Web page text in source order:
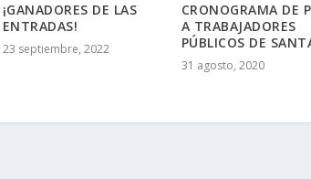
¡GANADORES DE LAS
ENTRADAS!
23 septiembre, 2022
CRONOGRAMA DE
A TRABAJADORES
PÚBLICOS DE
31 agosto, 2020